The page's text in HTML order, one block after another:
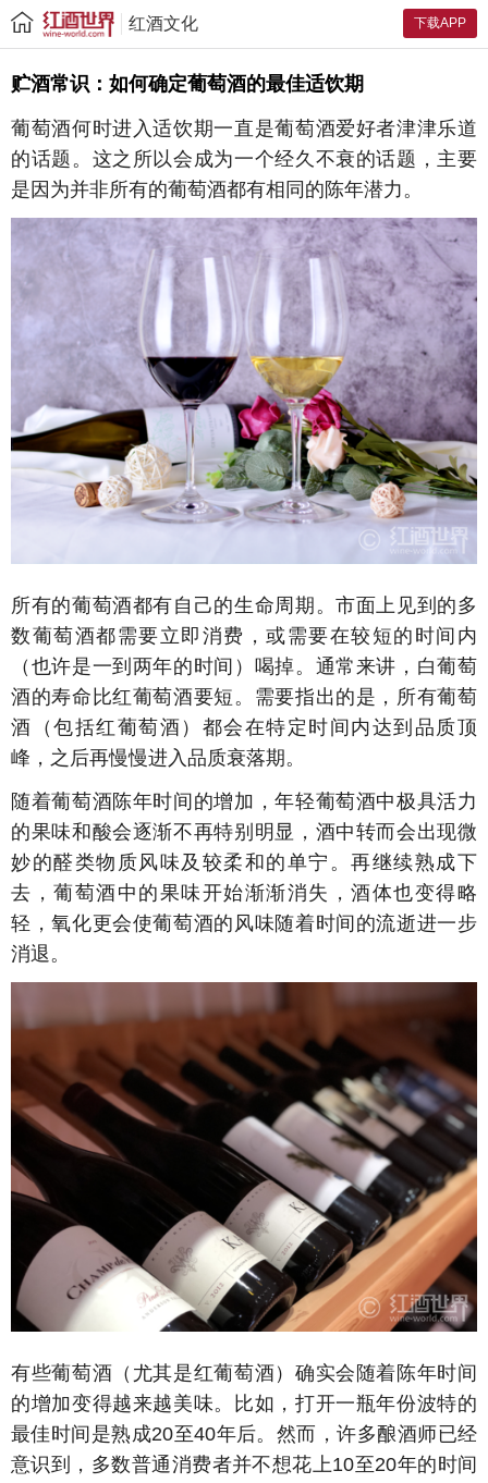
下载APP
红酒文化
贮酒常识：如何确定葡萄酒的最佳适饮期
葡萄酒何时进入适饮期一直是葡萄酒爱好者津津乐道
的话题。这之所以会成为一个经久不衰的话题，主要
是因为并非所有的葡萄酒都有相同的陈年潜力。
所有的葡萄酒都有自己的生命周期。市面上见到的多
数葡萄酒都需要立即消费，或需要在较短的时间内
（也许是一到两年的时间）喝掉。通常来讲，白葡萄
酒的寿命比红葡萄酒要短。需要指出的是，所有葡萄
酒（包括红葡萄酒）都会在特定时间内达到品质顶
峰，之后再慢慢进入品质衰落期。
随着葡萄酒陈年时间的增加，年轻葡萄酒中极具活力
的果味和酸会逐渐不再特别明显，酒中转而会出现微
妙的醛类物质风味及较柔和的单宁。再继续熟成下
去，葡萄酒中的果味开始渐渐消失，酒体也变得略
轻，氧化更会使葡萄酒的风味随着时间的流逝进一步
消退。
有些葡萄酒（尤其是红葡萄酒）确实会随着陈年时间
的增加变得越来越美味。比如，打开一瓶年份波特的
最佳时间是熟成20至40年后。然而，许多酿酒师已经
意识到，多数普通消费者并不想花上10至20年的时间